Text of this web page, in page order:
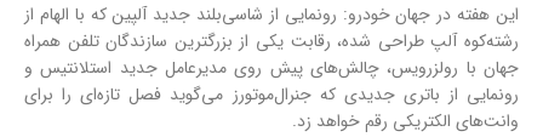
این هفته در جهان خودرو: رونمایی از شاسی‌بلند جدید آلپین که با الهام از
رشته‌کوه‌ آلپ طراحی شده، رقابت یکی از بزرگترین سازندگان تلفن همراه
جهان با رولزرویس، چالش‌های پیش روی مدیرعامل جدید استلانتیس و
رونمایی از باتری‌ جدیدی که جنرال‌موتورز می‌گوید فصل تازه‌ای را برای
وانت‌های الکتریکی رقم خواهد زد.